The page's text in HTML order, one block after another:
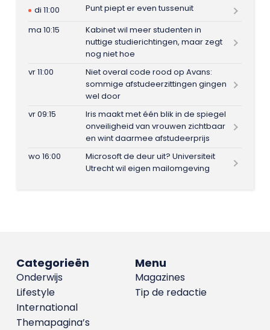
di 11:00
Punt piept er even tussenuit
ma 10:15
Kabinet wil meer studenten in
nuttige studierichtingen, maar zegt
nog niet hoe
vr 11:00
Niet overal code rood op Avans:
sommige afstudeerzittingen gingen
wel door
vr 09:15
Iris maakt met één blik in de spiegel
onveiligheid van vrouwen zichtbaar
en wint daarmee afstudeerprijs
wo 16:00
Microsoft de deur uit? Universiteit
Utrecht wil eigen mailomgeving
Menu
Magazines
Tip de redactie
Categorieën
Onderwijs
Lifestyle
International
Themapagina’s